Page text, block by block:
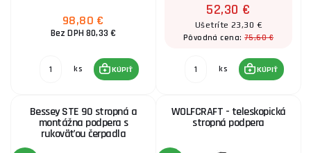
98,80 €
Bez DPH 80,33 €
ks KÚPIŤ
52,30 €
Ušetríte 23,30 €
Pôvodná cena:75,60 €
ks KÚPIŤ
Bessey STE 90 stropná a
montážna podpera s
rukoväťou čerpadla
WOLFCRAFT - teleskopická
stropná podpera